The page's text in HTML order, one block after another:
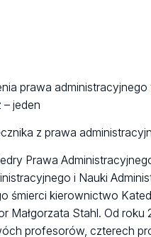
prawa
jeden
z prawa
Prawa
i Nauki
śmierci kierownictwo
Małgorzata Stahl. Od
profesorów, czterech